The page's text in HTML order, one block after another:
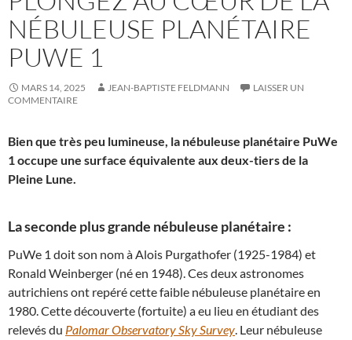
NÉBULEUSE PLANÉTAIRE
PUWE 1
MARS 14, 2025 JEAN-BAPTISTE FELDMANN
LAISSER UN
COMMENTAIRE
Bien que très peu lumineuse, la nébuleuse planétaire PuWe
1 occupe une surface équivalente aux deux-tiers de la
Pleine Lune.
La seconde plus grande nébuleuse planétaire :
PuWe 1 doit son nom à Alois Purgathofer (1925-1984) et
Ronald Weinberger (né en 1948). Ces deux astronomes
autrichiens ont repéré cette faible nébuleuse planétaire en
1980. Cette découverte (fortuite) a eu lieu en étudiant des
relevés du Palomar Observatory Sky Survey. Leur nébuleuse